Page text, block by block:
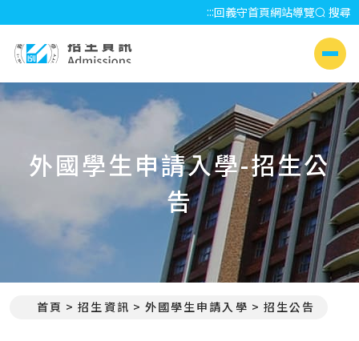
:::回義守首頁網站導覽 搜尋
側選單
外國學生申請入學-招生公
告
首頁 招生資訊 外國學生申請入學 招生公告